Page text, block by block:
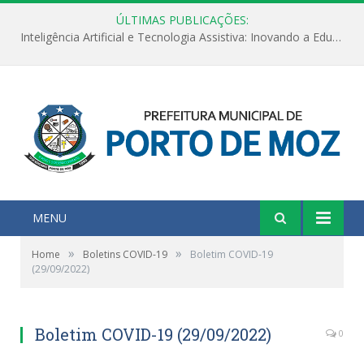
ÚLTIMAS PUBLICAÇÕES:
Inteligência Artificial e Tecnologia Assistiva: Inovando a Educação Especial e Inclusiva
MENU
Home » Boletins COVID-19 »
Boletim COVID-19
(29/09/2022)
Boletim COVID-19 (29/09/2022) 0